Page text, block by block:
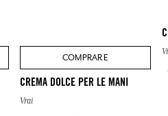
COMPRARE
CREMA DOLCE PER LE MANI
Vrai